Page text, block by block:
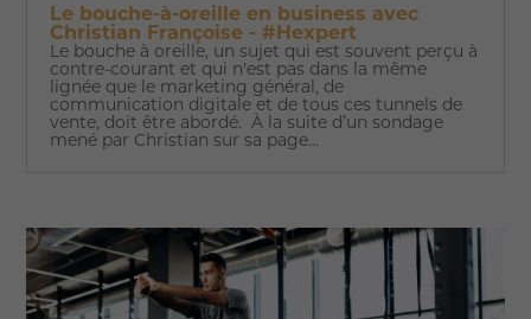
Le bouche-à-oreille en business avec
Christian Françoise - #Hexpert
Le bouche à oreille, un sujet qui est souvent perçu à
contre-courant et qui n'est pas dans la même
lignée que le marketing général, de
communication digitale et de tous ces tunnels de
vente, doit être abordé. À la suite d’un sondage
mené par Christian sur sa page...